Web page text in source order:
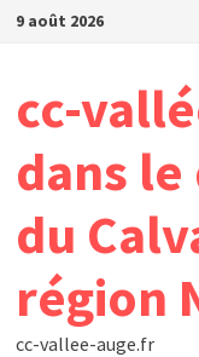
Passer
9 août 2026
cc-
dans
du
région
cc-vallee-auge.fr